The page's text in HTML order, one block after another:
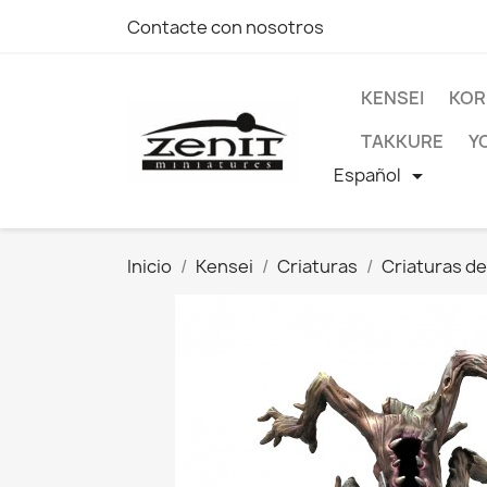
Contacte con nosotros
KENSEI
TAKKURE
Español 
Inicio Kensei Criaturas Criaturas